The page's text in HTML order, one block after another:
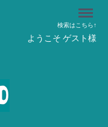
検索はこちら↑
ようこそ ゲスト様
Menu